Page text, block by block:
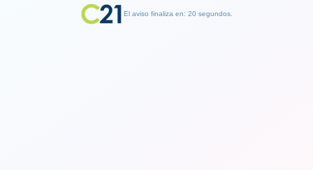
El aviso finaliza en: 19 segundos.